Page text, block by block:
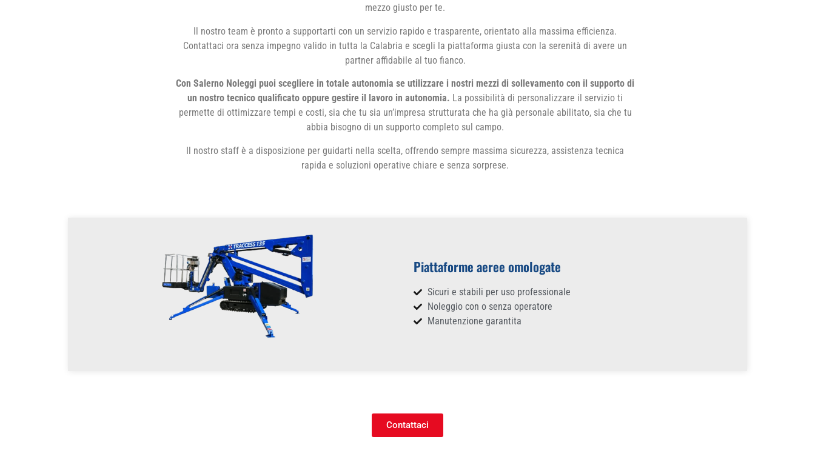
mezzo giusto per te.
Il nostro team è pronto a supportarti con un servizio rapido e trasparente, orientato alla massima efficienza.
Contattaci ora senza impegno valido in tutta la Calabria e scegli la piattaforma giusta con la serenità di avere un
partner affidabile al tuo fianco.
Con Salerno Noleggi puoi scegliere in totale autonomia se utilizzare i nostri mezzi di sollevamento con il supporto di
un nostro tecnico qualificato oppure gestire il lavoro in autonomia. La possibilità di personalizzare il servizio ti
permette di ottimizzare tempi e costi, sia che tu sia un’impresa strutturata che ha già personale abilitato, sia che tu
abbia bisogno di un supporto completo sul campo.
Il nostro staff è a disposizione per guidarti nella scelta, offrendo sempre massima sicurezza, assistenza tecnica
rapida e soluzioni operative chiare e senza sorprese.
Piattaforme aeree omologate
Sicuri e stabili per uso professionale
Noleggio con o senza operatore
Manutenzione garantita
Contattaci